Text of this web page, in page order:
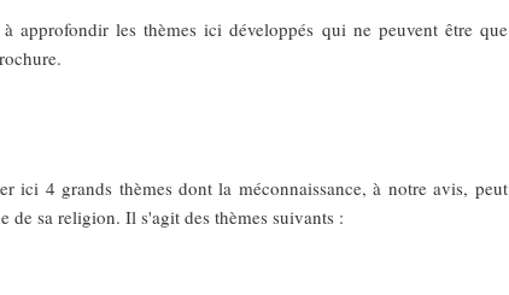
approfondir les thèmes ici développés qui ne peuvent être que
ici 4 grands thèmes dont la méconnaissance, à notre avis, peut
de sa religion. Il s'agit des thèmes suivants :